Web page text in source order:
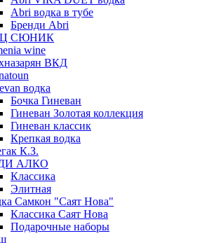
Abri водка в тубе
Бренди Abri
СЮНИК
wine
ВКД
водка
Бочка Гиневан
Гиневан Золотая коллекция
Гиневан классик
Крепкая водка
К.З.
АЛКО
Классика
Элитная
Самкон "Саят Нова"
Классика Саят Нова
Подарочные наборы